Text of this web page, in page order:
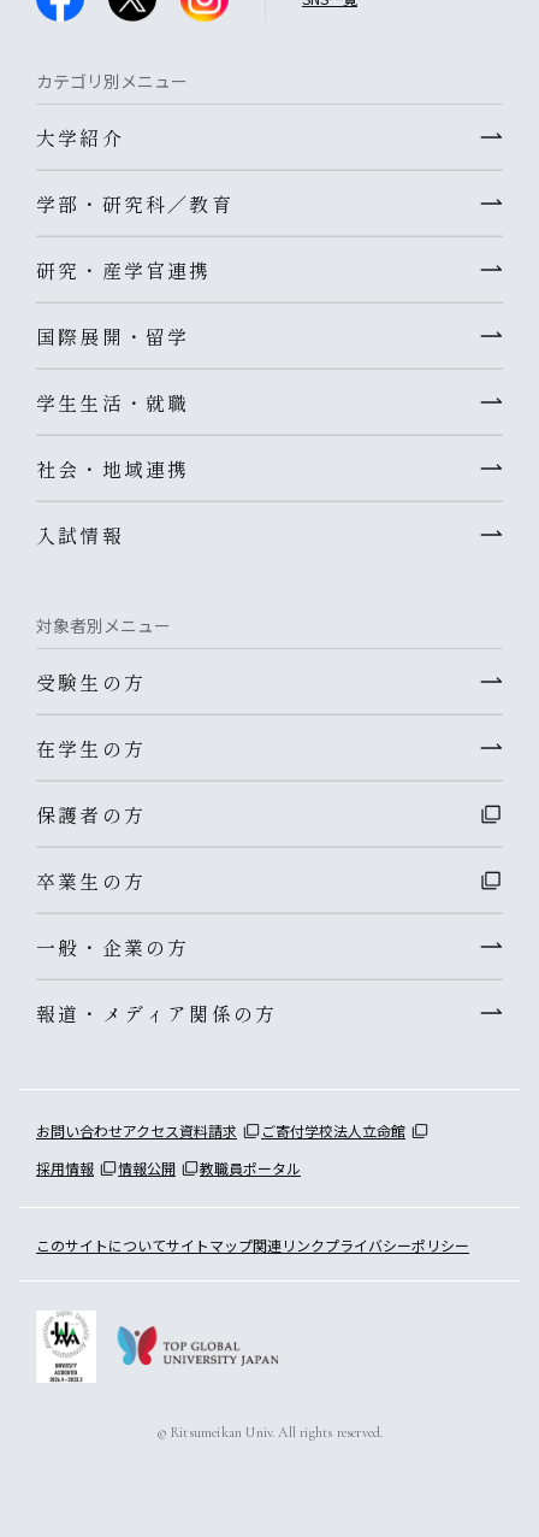
カテゴリ別メニュー
大学紹介
学部・研究科／教育
研究・産学官連携
国際展開・留学
学生生活・就職
社会・地域連携
入試情報
対象者別メニュー
受験生の方
在学生の方
保護者の方
卒業生の方
一般・企業の方
報道・メディア関係の方
お問い合わせアクセス資料請求 ご寄付学校法人立命館
採用情報
情報公開 教職員ポータル
このサイトについてサイトマップ関連リンクプライバシーポリシー
© Ritsumeikan Univ. All rights reserved.